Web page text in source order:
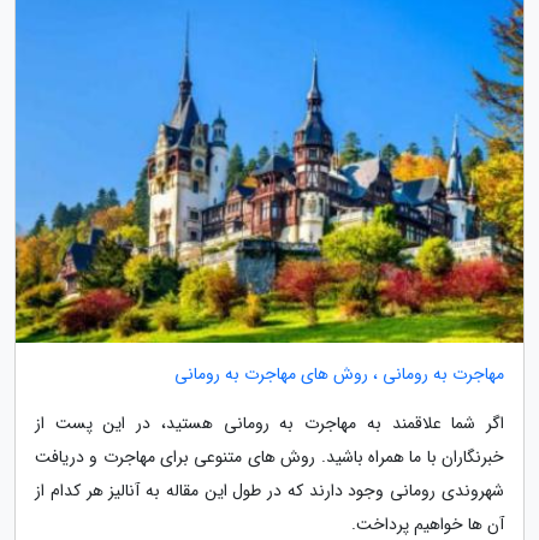
مهاجرت به رومانی ، روش های مهاجرت به رومانی
اگر شما علاقمند به مهاجرت به رومانی هستید، در این پست از
خبرنگاران با ما همراه باشید. روش های متنوعی برای مهاجرت و دریافت
شهروندی رومانی وجود دارند که در طول این مقاله به آنالیز هر کدام از
آن ها خواهیم پرداخت.